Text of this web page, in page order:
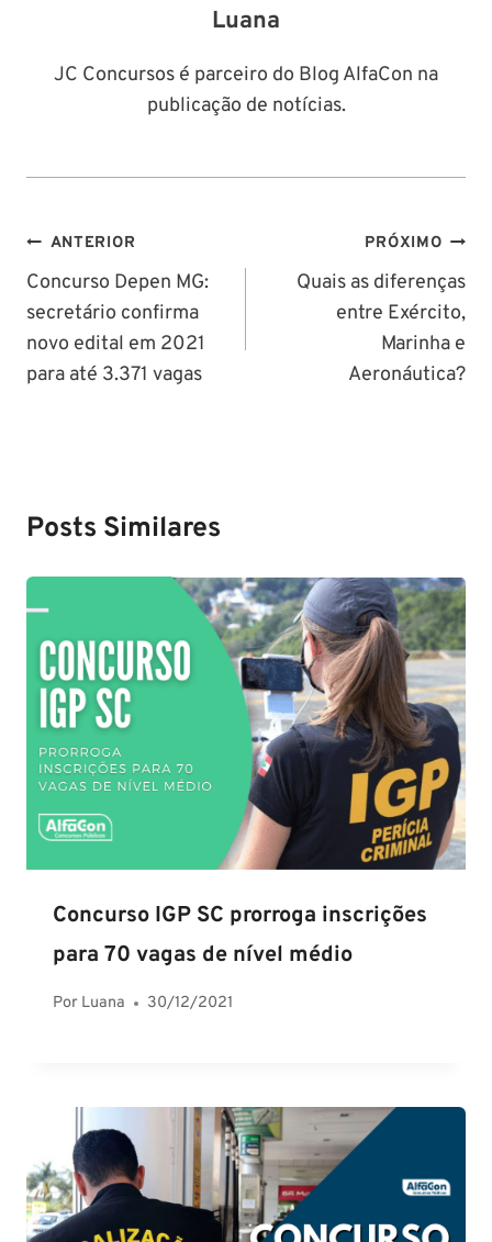
Luana
JC Concursos é parceiro do Blog AlfaCon na
publicação de notícias.
Navegação
de
Post
ANTERIOR
Concurso Depen MG:
secretário confirma
novo edital em 2021
para até 3.371 vagas
PRÓXIMO
Quais as diferenças
entre Exército,
Marinha e
Aeronáutica?
Posts Similares
Concurso IGP SC prorroga inscrições
para 70 vagas de nível médio
Por Luana 30/12/2021